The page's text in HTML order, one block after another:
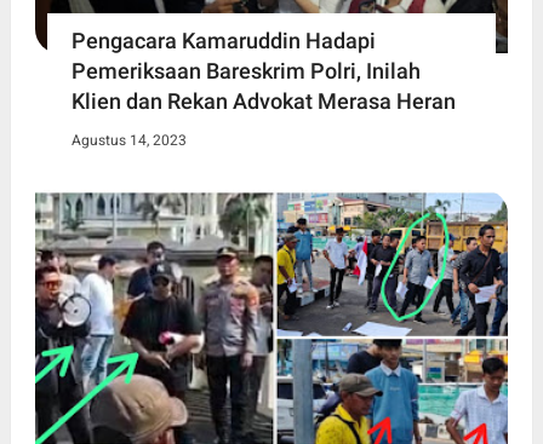
Pengacara Kamaruddin Hadapi
Pemeriksaan Bareskrim Polri, Inilah
Klien dan Rekan Advokat Merasa Heran
Agustus 14, 2023